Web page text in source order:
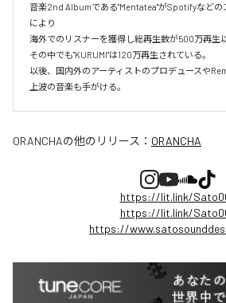
音楽2nd Albumである"Mentatea"がSpotifyなどの
により
海外でのリスナーを獲得し総再生数が500万再生
その中でも"KURUMI"は120万再生されている。
以後、国内外のアーティストのプロデュースや
上波の音楽も手がける。
ORANCHAの他のリリース： ORANCHA
https://lit.link/
https://lit.link/
https://